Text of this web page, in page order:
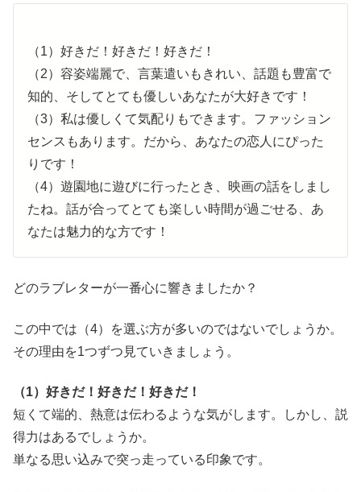
（1）好きだ！好きだ！好きだ！
（2）容姿端麗で、言葉遣いもきれい、話題も豊富で
知的、そしてとても優しいあなたが大好きです！
（3）私は優しくて気配りもできます。ファッション
センスもあります。だから、あなたの恋人にぴった
りです！
（4）遊園地に遊びに行ったとき、映画の話をしまし
たね。話が合ってとても楽しい時間が過ごせる、あ
なたは魅力的な方です！
どのラブレターが一番心に響きましたか？
この中では（4）を選ぶ方が多いのではないでしょうか。
その理由を1つずつ見ていきましょう。
（1）好きだ！好きだ！好きだ！
短くて端的、熱意は伝わるような気がします。しかし、説
得力はあるでしょうか。
単なる思い込みで突っ走っている印象です。